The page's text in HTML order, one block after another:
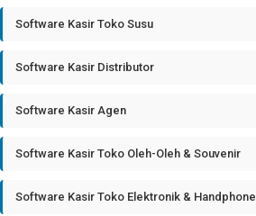
Software Kasir Toko Susu
Software Kasir Distributor
Software Kasir Agen
Software Kasir Toko Oleh-Oleh & Souvenir
Software Kasir Toko Elektronik & Handphone